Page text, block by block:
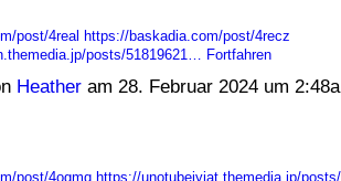
post/4real https://baskadia.com/post/4recz
posts/51819621… Fortfahren
Heatheram 28. Februar 2024 um
post/4ogmq https://unotubejyjat.themedia.jp/